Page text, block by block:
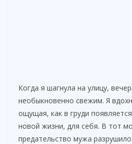
Когда я шагнула на улицу,
необыкновенно свежим. Я
ощущая, как в груди
новой жизни, для себя. В тот
предательство мужа